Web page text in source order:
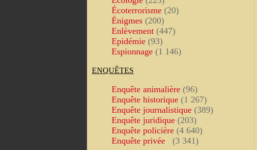
Écoterrorisme (20)
Énigmes (200)
Enlèvement (447)
Epidémie (93)
Espionnage (1 146)
ENQUÊTES
Enquête animalière (96)
Enquête historique (1 267)
Enquête journalistique (389)
Enquête juridique (203)
Enquête policière (4 640)
Enquête privée
(3 341)